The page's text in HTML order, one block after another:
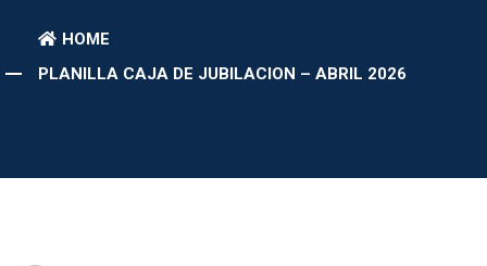
HOME
PLANILLA CAJA DE JUBILACION – ABRIL 2026